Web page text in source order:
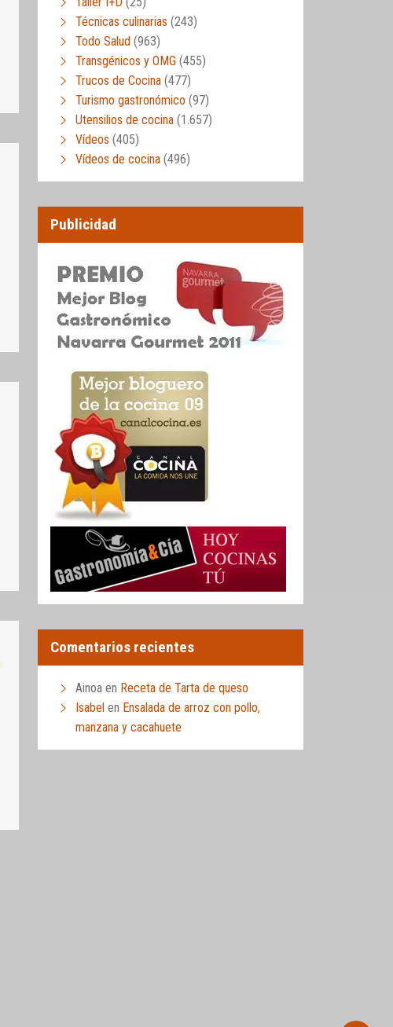
Técnicas culinarias (243)
Todo Salud (963)
Transgénicos y OMG (455)
Trucos de Cocina (477)
Turismo gastronómico (97)
Utensilios de cocina (1.657)
Vídeos (405)
Vídeos de cocina (496)
Publicidad
Comentarios recientes
Ainoa en Receta de Tarta de queso
Isabel en Ensalada de arroz con pollo,
manzana y cacahuete